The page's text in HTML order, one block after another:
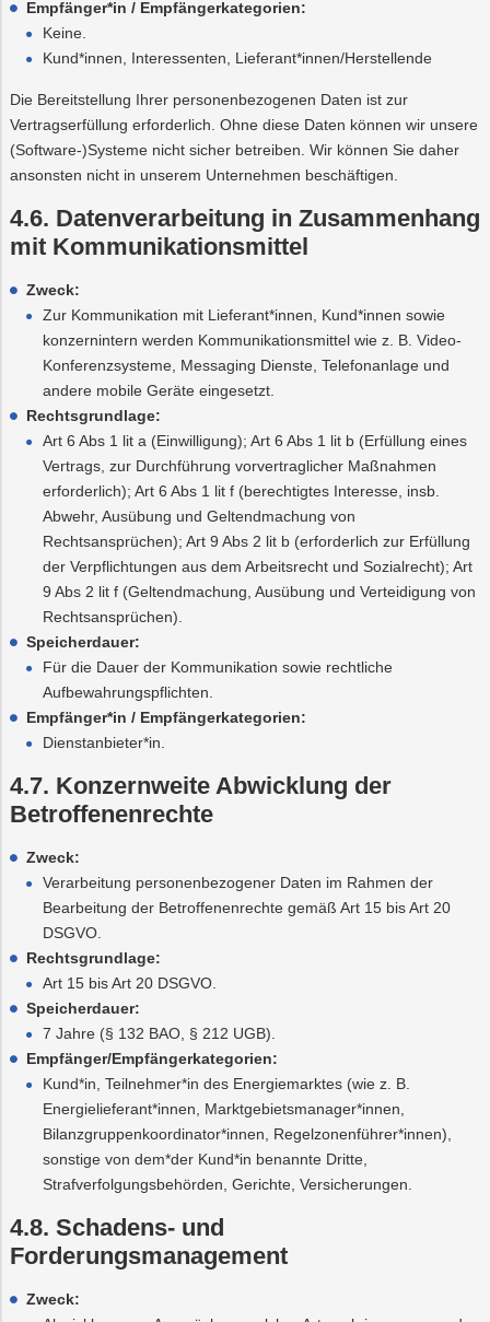
Empfänger*in / Empfängerkategorien:
Keine.
Kund*innen, Interessenten, Lieferant*innen/Herstellende
Die Bereitstellung Ihrer personenbezogenen Daten ist zur
Vertragserfüllung erforderlich. Ohne diese Daten können wir unsere
(Software-)Systeme nicht sicher betreiben. Wir können Sie daher
ansonsten nicht in unserem Unternehmen beschäftigen.
4.6. Datenverarbeitung in Zusammenhang
mit Kommunikationsmittel
Zweck:
Zur Kommunikation mit Lieferant*innen, Kund*innen sowie
konzernintern werden Kommunikationsmittel wie z. B. Video-
Konferenzsysteme, Messaging Dienste, Telefonanlage und
andere mobile Geräte eingesetzt.
Rechtsgrundlage:
Art 6 Abs 1 lit a (Einwilligung); Art 6 Abs 1 lit b (Erfüllung eines
Vertrags, zur Durchführung vorvertraglicher Maßnahmen
erforderlich); Art 6 Abs 1 lit f (berechtigtes Interesse, insb.
Abwehr, Ausübung und Geltendmachung von
Rechtsansprüchen); Art 9 Abs 2 lit b (erforderlich zur Erfüllung
der Verpflichtungen aus dem Arbeitsrecht und Sozialrecht); Art
9 Abs 2 lit f (Geltendmachung, Ausübung und Verteidigung von
Rechtsansprüchen).
Speicherdauer:
Für die Dauer der Kommunikation sowie rechtliche
Aufbewahrungspflichten.
Empfänger*in / Empfängerkategorien:
Dienstanbieter*in.
4.7. Konzernweite Abwicklung der
Betroffenenrechte
Zweck:
Verarbeitung personenbezogener Daten im Rahmen der
Bearbeitung der Betroffenenrechte gemäß Art 15 bis Art 20
DSGVO.
Rechtsgrundlage:
Art 15 bis Art 20 DSGVO.
Speicherdauer:
7 Jahre (§ 132 BAO, § 212 UGB).
Empfänger/Empfängerkategorien:
Kund*in, Teilnehmer*in des Energiemarktes (wie z. B.
Energielieferant*innen, Marktgebietsmanager*innen,
Bilanzgruppenkoordinator*innen, Regelzonenführer*innen),
sonstige von dem*der Kund*in benannte Dritte,
Strafverfolgungsbehörden, Gerichte, Versicherungen.
4.8. Schadens- und
Forderungsmanagement
Zweck: